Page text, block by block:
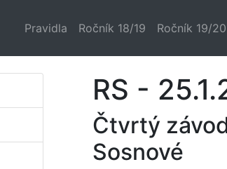
Pravidla Ročník 18/19 Ročník 19/20
RS -
Čtvrtý
Sosnové